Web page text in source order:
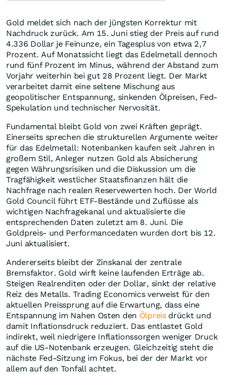
Gold meldet sich nach der jüngsten Korrektur mit
Nachdruck zurück. Am 15. Juni stieg der Preis auf rund
4.336 Dollar je Feinunze, ein Tagesplus von etwa 2,7
Prozent. Auf Monatssicht liegt das Edelmetall dennoch
rund fünf Prozent im Minus, während der Abstand zum
Vorjahr weiterhin bei gut 28 Prozent liegt. Der Markt
verarbeitet damit eine seltene Mischung aus
geopolitischer Entspannung, sinkenden Ölpreisen, Fed-
Spekulation und technischer Nervosität.
Fundamental bleibt Gold von zwei Kräften geprägt.
Einerseits sprechen die strukturellen Argumente weiter
für das Edelmetall: Notenbanken kaufen seit Jahren in
großem Stil, Anleger nutzen Gold als Absicherung
gegen Währungsrisiken und die Diskussion um die
Tragfähigkeit westlicher Staatsfinanzen hält die
Nachfrage nach realen Reservewerten hoch. Der World
Gold Council führt ETF-Bestände und Zuflüsse als
wichtigen Nachfragekanal und aktualisierte die
entsprechenden Daten zuletzt am 8. Juni. Die
Goldpreis- und Performancedaten wurden dort bis 12.
Juni aktualisiert.
Andererseits bleibt der Zinskanal der zentrale
Bremsfaktor. Gold wirft keine laufenden Erträge ab.
Steigen Realrenditen oder der Dollar, sinkt der relative
Reiz des Metalls. Trading Economics verweist für den
aktuellen Preissprung auf die Erwartung, dass eine
Entspannung im Nahen Osten den Ölpreisdrückt und
damit Inflationsdruck reduziert. Das entlastet Gold
indirekt, weil niedrigere Inflationssorgen weniger Druck
auf die US-Notenbank erzeugen. Gleichzeitig steht die
nächste Fed-Sitzung im Fokus, bei der der Markt vor
allem auf den Tonfall achtet.